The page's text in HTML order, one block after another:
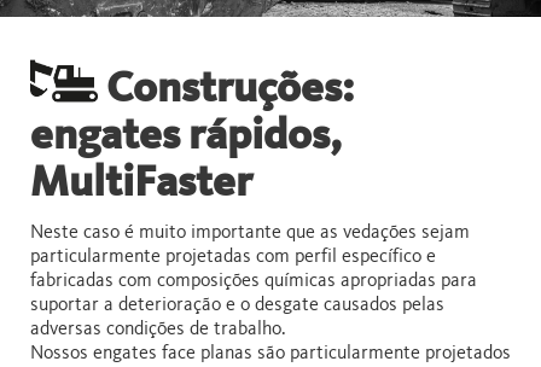
Construções:
engates rápidos,
MultiFaster
Neste caso é muito importante que as vedações sejam
particularmente projetadas com perfil específico e
fabricadas com composições químicas apropriadas para
suportar a deterioração e o desgate causados pelas
adversas condições de trabalho.
Nossos engates face planas são particularmente projetados